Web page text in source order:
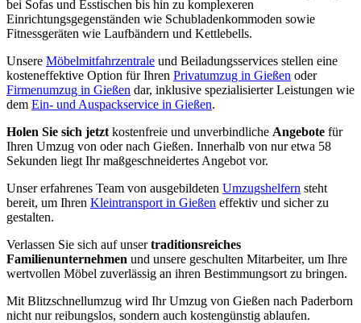
bei Sofas und Esstischen bis hin zu komplexeren
Einrichtungsgegenständen wie Schubladenkommoden sowie
Fitnessgeräten wie Laufbändern und Kettlebells.
Unsere Möbelmitfahrzentrale und Beiladungsservices stellen eine
kosteneffektive Option für Ihren Privatumzug in Gießen oder
Firmenumzug in Gießen dar, inklusive spezialisierter Leistungen wie
dem Ein- und Auspackservice in Gießen.
Holen Sie sich jetzt kostenfreie und unverbindliche Angebote für
Ihren Umzug von oder nach Gießen. Innerhalb von nur etwa 58
Sekunden liegt Ihr maßgeschneidertes Angebot vor.
Unser erfahrenes Team von ausgebildeten Umzugshelfern steht
bereit, um Ihren Kleintransport in Gießen effektiv und sicher zu
gestalten.
Verlassen Sie sich auf unsertraditionsreiches
Familienunternehmen und unsere geschulten Mitarbeiter, um Ihre
wertvollen Möbel zuverlässig an ihren Bestimmungsort zu bringen.
Mit Blitzschnellumzug wird Ihr Umzug von Gießen nach Paderborn
nicht nur reibungslos, sondern auch kostengünstig ablaufen.